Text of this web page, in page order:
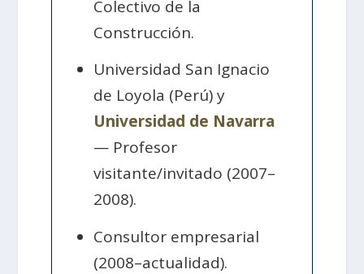
Colectivo de la
Construcción.
Universidad San Ignacio
de Loyola (Perú) y
Universidad de Navarra
— Profesor
visitante/invitado (2007–
2008).
Consultor empresarial
(2008–actualidad).